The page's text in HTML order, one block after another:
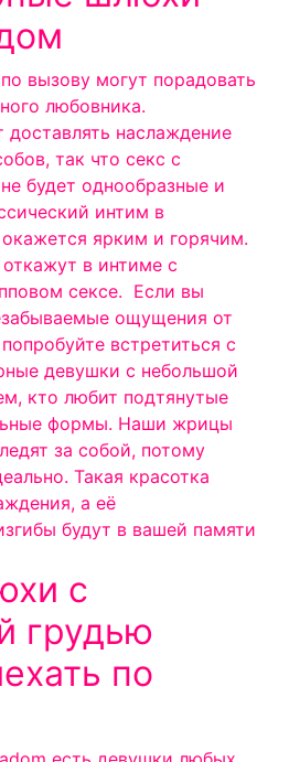
вызову могут порадовать
любовника.
наслаждение
так что секс с
будет однообразные и
интим в
ярким и горячим.
в интиме с
сексе. Если вы
ощущения от
встретиться с
девушки с небольшой
кто любит подтянутые
формы. Наши жрицы
за собой, потому
Такая красотка
а её
будут в вашей памяти
с
грудью
по